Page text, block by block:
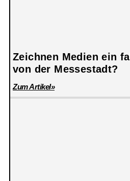
Zeichnen Medien ein
von der Messestadt?
Zum Artikel»